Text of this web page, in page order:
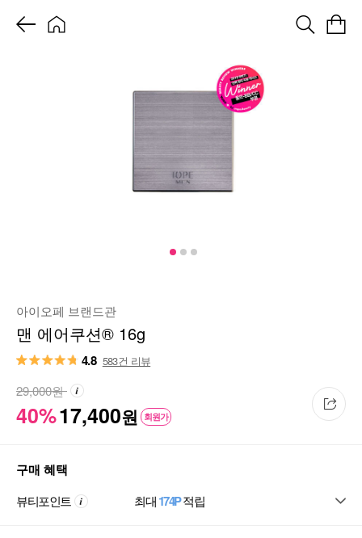
아이오페 브랜드관
맨 에어쿠션® 16g
4.8 583건 리뷰
40%17,400원 회원가
29,000원
구매 혜택
뷰티포인트 최대174P적립